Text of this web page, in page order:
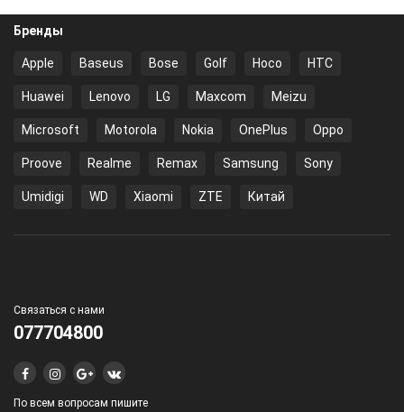
Бренды
Apple Baseus Bose Golf Hoco HTC
Huawei Lenovo LG Maxcom Meizu
Microsoft Motorola Nokia OnePlus Oppo
Proove Realme Remax Samsung Sony
Umidigi WD Xiaomi ZTE Китай
Связаться с нами
077704800
По всем вопросам пишите